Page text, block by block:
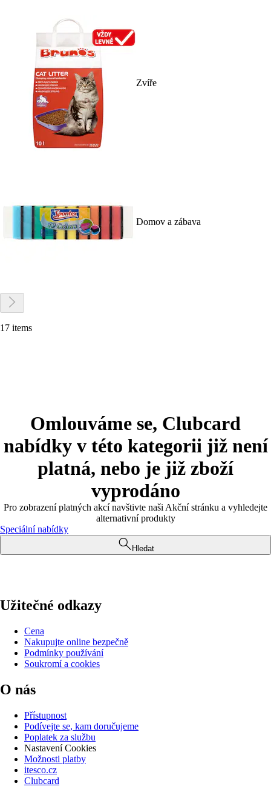
Zvíře
Domov a zábava
17 items
Omlouváme se, Clubcard
nabídky v této kategorii již není
platná, nebo je již zboží
vyprodáno
Pro zobrazení platných akcí navštivte naši Akční stránku a vyhledejte
alternativní produkty
Speciální nabídky
Hledat
Užitečné odkazy
Cena
Nakupujte online bezpečně
Podmínky používání
Soukromí a cookies
O nás
Přístupnost
Podívejte se, kam doručujeme
Poplatek za službu
Nastavení Cookies
Možnosti platby
itesco.cz
Clubcard